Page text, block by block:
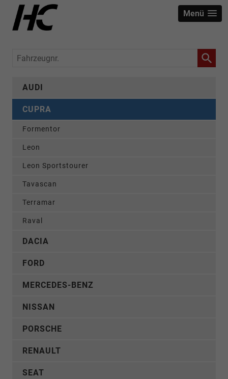
Menü
Fahrzeugnr.
AUDI
CUPRA
Formentor
Leon
Leon Sportstourer
Tavascan
Terramar
Raval
DACIA
FORD
MERCEDES-BENZ
NISSAN
PORSCHE
RENAULT
SEAT